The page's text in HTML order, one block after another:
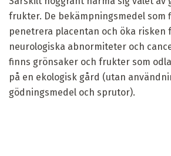
frukter. De bekämpningsmedel som
penetrera placentan och öka risken
neurologiska abnormiteter och
finns grönsaker och frukter som
på en ekologisk gård (utan
gödningsmedel och sprutor).